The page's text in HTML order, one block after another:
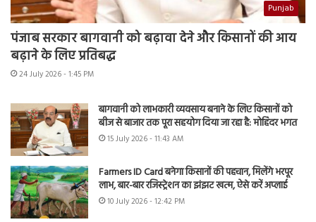
Punjab
पंजाब सरकार बागवानी को बढ़ावा देने और किसानों की आय
बढ़ाने के लिए प्रतिबद्ध
24 July 2026 - 1:45 PM
बागवानी को लाभकारी व्यवसाय बनाने के लिए किसानों को
बीज से बाजार तक पूरा सहयोग दिया जा रहा है: मोहिंदर भगत
15 July 2026 - 11:43 AM
Farmers ID Card बनेगा किसानों की पहचान, मिलेंगे भरपूर
लाभ, बार-बार रजिस्ट्रेशन का झंझट खत्म, ऐसे करें अप्लाई
10 July 2026 - 12:42 PM